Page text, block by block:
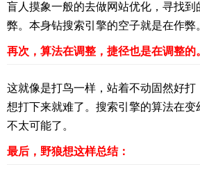
盲人摸象一般的去做网站优化，寻找到
弊。本身钻搜索引擎的空子就是在作弊
再次，算法在调整，捷径也是在调整的
这就像是打鸟一样，站着不动固然好打
想打下来就难了。搜索引擎的算法在变
不太可能了。
最后，野狼想这样总结：